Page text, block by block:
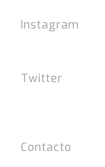
Instagram
Twitter
Contacto